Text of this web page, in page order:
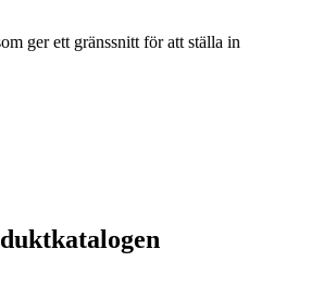
ger ett gränssnitt för att ställa in